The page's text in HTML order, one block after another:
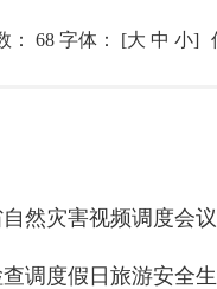
： 68 字体： [大 中 小]
然灾害视频调度会议
调度假日旅游安全